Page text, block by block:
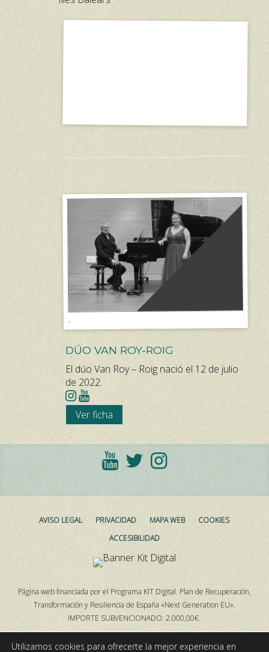
.
DÚO VAN ROY-ROIG
El dúo Van Roy – Roig nació el 12 de julio
de 2022.
Ver ficha
AVISO LEGAL PRIVACIDAD MAPA WEB
COOKIES
ACCESIBILIDAD
Página web financiada por el Programa KIT Digital. Plan de Recuperación,
Transformación y Resiliencia de España «Next Generation EU».
IMPORTE SUBVENCIONADO: 2.000,00€.
Utilizamos cookies para ofrecerte la mejor experiencia en